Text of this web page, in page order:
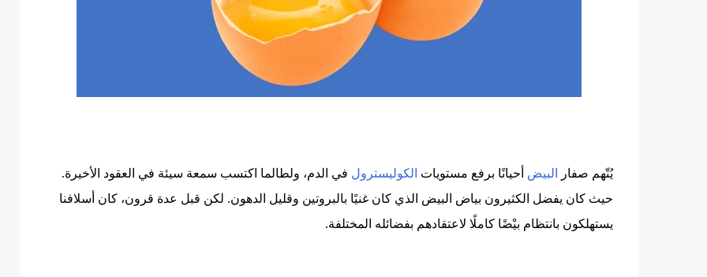
يُتّهم صفار البيض أحيانًا برفع مستويات الكوليسترول في الدم، ولطالما اكتسب سمعة سيئة في العقود الأخيرة.
حيث كان يفضل الكثيرون بياض البيض الذي كان غنيًا بالبروتين وقليل الدهون. لكن قبل عدة قرون، كان أسلافنا
يستهلكون بانتظام بيْضًا كاملًا لاعتقادهم بفضائله المختلفة.